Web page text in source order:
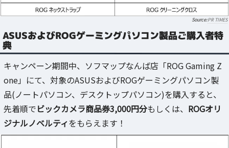
PR TIMES
ASUSおよびROGゲーミングパソコン製品ご購入者特
典
キャンペーン期間中、ソフマップなんば店「ROG Gaming Z
one」にて、対象のASUSおよびROGゲーミングパソコン製
品(ノートパソコン、デスクトップパソコン)を購入すると、
先着順でビックカメラ商品券3,000円分もしくは、 ROGオリ
ジナルノベルティをもらえます！